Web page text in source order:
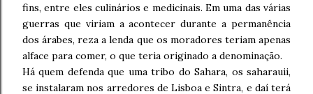
fins, entre eles culinários e medicinais. Em uma das várias
guerras que viriam a acontecer durante a permanência
dos árabes, reza a lenda que os moradores teriam apenas
alface para comer, o que teria originado a denominação.
Há quem defenda que uma tribo do Sahara, os saharauii,
se instalaram nos arredores de Lisboa e Sintra, e daí terá